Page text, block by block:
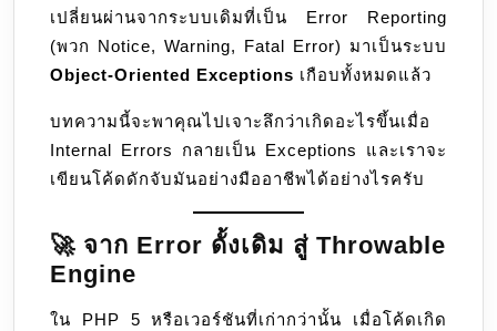
เปลี่ยนผ่านจากระบบเดิมที่เป็น Error Reporting
(พวก Notice, Warning, Fatal Error) มาเป็นระบบ
Object-Oriented Exceptions เกือบทั้งหมดแล้ว
บทความนี้จะพาคุณไปเจาะลึกว่าเกิดอะไรขึ้นเมื่อ
Internal Errors กลายเป็น Exceptions และเราจะ
เขียนโค้ดดักจับมันอย่างมืออาชีพได้อย่างไรครับ
🚀 จาก Error ดั้งเดิม สู่ Throwable
Engine
ใน PHP 5 หรือเวอร์ชันที่เก่ากว่านั้น เมื่อโค้ดเกิด